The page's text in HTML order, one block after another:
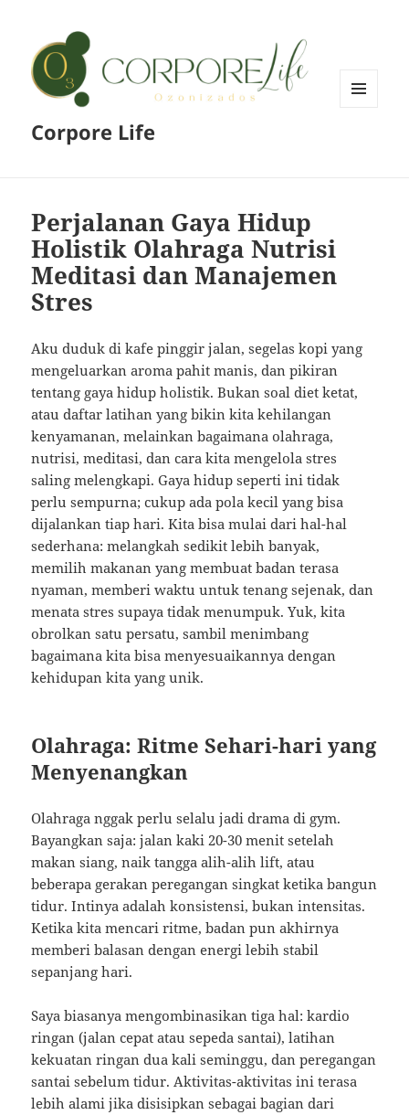
Corpore Life
Perjalanan Gaya Hidup
Holistik Olahraga Nutrisi
Meditasi dan Manajemen
Stres
Aku duduk di kafe pinggir jalan, segelas kopi yang
mengeluarkan aroma pahit manis, dan pikiran
tentang gaya hidup holistik. Bukan soal diet ketat,
atau daftar latihan yang bikin kita kehilangan
kenyamanan, melainkan bagaimana olahraga,
nutrisi, meditasi, dan cara kita mengelola stres
saling melengkapi. Gaya hidup seperti ini tidak
perlu sempurna; cukup ada pola kecil yang bisa
dijalankan tiap hari. Kita bisa mulai dari hal-hal
sederhana: melangkah sedikit lebih banyak,
memilih makanan yang membuat badan terasa
nyaman, memberi waktu untuk tenang sejenak, dan
menata stres supaya tidak menumpuk. Yuk, kita
obrolkan satu persatu, sambil menimbang
bagaimana kita bisa menyesuaikannya dengan
kehidupan kita yang unik.
Olahraga: Ritme Sehari-hari yang
Menyenangkan
Olahraga nggak perlu selalu jadi drama di gym.
Bayangkan saja: jalan kaki 20-30 menit setelah
makan siang, naik tangga alih-alih lift, atau
beberapa gerakan peregangan singkat ketika bangun
tidur. Intinya adalah konsistensi, bukan intensitas.
Ketika kita mencari ritme, badan pun akhirnya
memberi balasan dengan energi lebih stabil
sepanjang hari.
Saya biasanya mengombinasikan tiga hal: kardio
ringan (jalan cepat atau sepeda santai), latihan
kekuatan ringan dua kali seminggu, dan peregangan
santai sebelum tidur. Aktivitas-aktivitas ini terasa
lebih alami jika disisipkan sebagai bagian dari